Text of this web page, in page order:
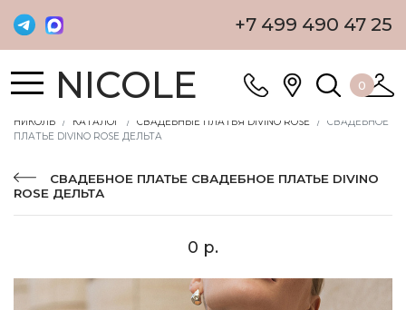
+7 499 490 47 25
NICOLE 0
НИКОЛЬ КАТАЛОГ СВАДЕБНЫЕ ПЛАТЬЯ DIVINO ROSE
СВАДЕБНОЕ
ПЛАТЬЕ DIVINO ROSE ДЕЛЬТА
СВАДЕБНОЕ ПЛАТЬЕ СВАДЕБНОЕ ПЛАТЬЕ DIVINO
ROSE ДЕЛЬТА
0 р.